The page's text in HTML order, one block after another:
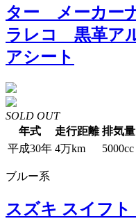
ター メーカー
ラレコ 黒革ア
アシート
SOLD OUT
年式
走行距離 排気量
平成30年 4万km 5000cc
ブルー系
スズキ スイフ